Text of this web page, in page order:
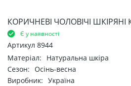
КОРИЧНЕВІ ЧОЛОВІЧІ ШКІРЯНІ
Є у наявності
Артикул 8944
Матеріал:
Натуральна шкіра
Сезон: Осінь-весна
Виробник: Україна